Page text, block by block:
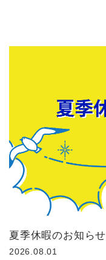
夏季休暇のお知らせ
2026.08.01